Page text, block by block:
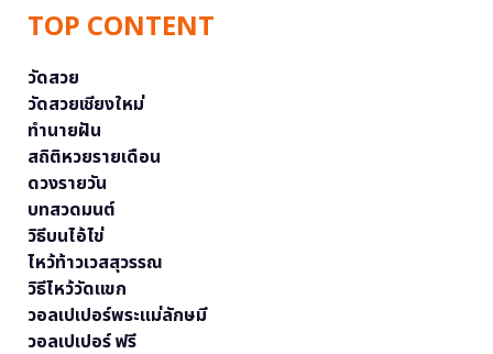
TOP CONTENT
วัดสวย
วัดสวยเชียงใหม่
ทำนายฝัน
สถิติหวยรายเดือน
ดวงรายวัน
บทสวดมนต์
วิธีบนไอ้ไข่
ไหว้ท้าวเวสสุวรรณ
วิธีไหว้วัดแขก
วอลเปเปอร์พระแม่ลักษมี
วอลเปเปอร์ ฟรี